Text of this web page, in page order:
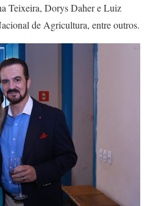
Teixeira, Dorys Daher e Luiz
de Agricultura, entre outros.